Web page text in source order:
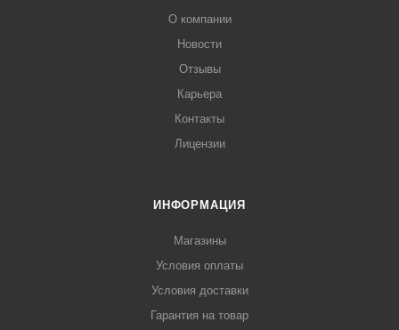
О компании
Новости
Отзывы
Карьера
Контакты
Лицензии
ИНФОРМАЦИЯ
Магазины
Условия оплаты
Условия доставки
Гарантия на товар